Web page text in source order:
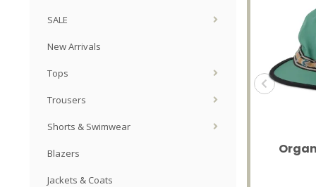
SALE
New Arrivals
Tops
Trousers
Shorts & Swimwear
Blazers
Jackets & Coats